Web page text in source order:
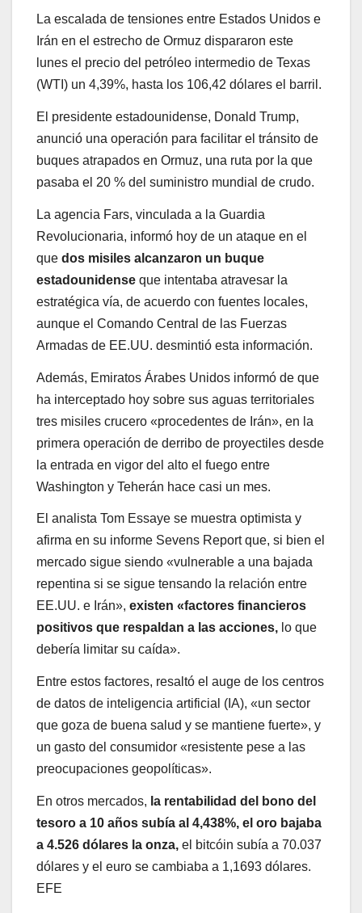
La escalada de tensiones entre Estados Unidos e
Irán en el estrecho de Ormuz dispararon este
lunes el precio del petróleo intermedio de Texas
(WTI) un 4,39%, hasta los 106,42 dólares el barril.
El presidente estadounidense, Donald Trump,
anunció una operación para facilitar el tránsito de
buques atrapados en Ormuz, una ruta por la que
pasaba el 20 % del suministro mundial de crudo.
La agencia Fars, vinculada a la Guardia
Revolucionaria, informó hoy de un ataque en el
que dos misiles alcanzaron un buque
estadounidense que intentaba atravesar la
estratégica vía, de acuerdo con fuentes locales,
aunque el Comando Central de las Fuerzas
Armadas de EE.UU. desmintió esta información.
Además, Emiratos Árabes Unidos informó de que
ha interceptado hoy sobre sus aguas territoriales
tres misiles crucero «procedentes de Irán», en la
primera operación de derribo de proyectiles desde
la entrada en vigor del alto el fuego entre
Washington y Teherán hace casi un mes.
El analista Tom Essaye se muestra optimista y
afirma en su informe Sevens Report que, si bien el
mercado sigue siendo «vulnerable a una bajada
repentina si se sigue tensando la relación entre
EE.UU. e Irán», existen «factores financieros
positivos que respaldan a las acciones, lo que
debería limitar su caída».
Entre estos factores, resaltó el auge de los centros
de datos de inteligencia artificial (IA), «un sector
que goza de buena salud y se mantiene fuerte», y
un gasto del consumidor «resistente pese a las
preocupaciones geopolíticas».
En otros mercados, la rentabilidad del bono del
tesoro a 10 años subía al 4,438%, el oro bajaba
a 4.526 dólares la onza, el bitcóin subía a 70.037
dólares y el euro se cambiaba a 1,1693 dólares.
EFE